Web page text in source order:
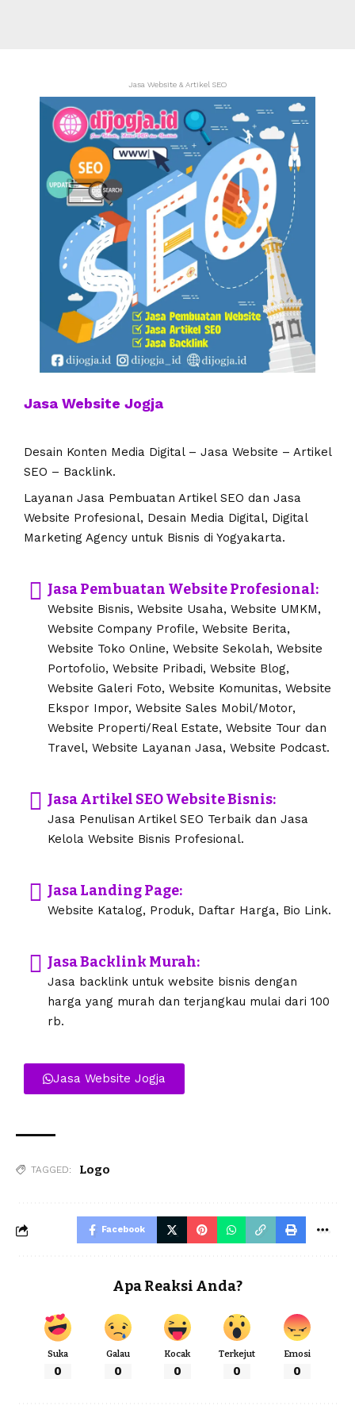
Jasa Website & Artikel SEO
Jasa Website Jogja
Desain Konten Media Digital – Jasa Website – Artikel
SEO – Backlink.
Layanan Jasa Pembuatan Artikel SEO dan Jasa
Website Profesional, Desain Media Digital, Digital
Marketing Agency untuk Bisnis di Yogyakarta.
Jasa Pembuatan Website Profesional:
Website Bisnis, Website Usaha, Website UMKM,
Website Company Profile, Website Berita,
Website Toko Online, Website Sekolah, Website
Portofolio, Website Pribadi, Website Blog,
Website Galeri Foto, Website Komunitas, Website
Ekspor Impor, Website Sales Mobil/Motor,
Website Properti/Real Estate, Website Tour dan
Travel, Website Layanan Jasa, Website Podcast.
Jasa Artikel SEO Website Bisnis:
Jasa Penulisan Artikel SEO Terbaik dan Jasa
Kelola Website Bisnis Profesional.
Jasa Landing Page:
Website Katalog, Produk, Daftar Harga, Bio Link.
Jasa Backlink Murah:
Jasa backlink untuk website bisnis dengan
harga yang murah dan terjangkau mulai dari 100
rb.
Jasa Website Jogja
TAGGED: Logo
Facebook
Apa Reaksi Anda?
Suka
0
Galau
0
Kocak
0
Terkejut
0
Emosi
0